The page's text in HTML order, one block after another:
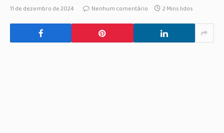
11 de dezembro de 2024 Nenhum comentário 2 Mins lidos